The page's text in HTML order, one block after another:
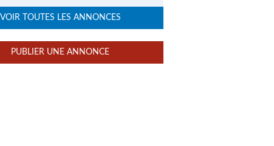
VOIR TOUTES LES ANNONCES
PUBLIER UNE ANNONCE